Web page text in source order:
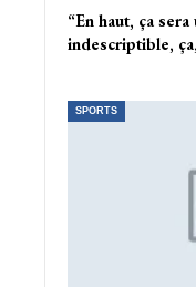
“En haut, ça
indescriptible,
SPORTS